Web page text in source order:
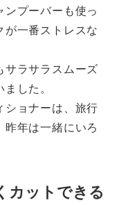
プーバーも使っ
一番ストレスな
サラサラスムーズ
した。
ショナーは、旅行
年は一緒にいろ
カットできる